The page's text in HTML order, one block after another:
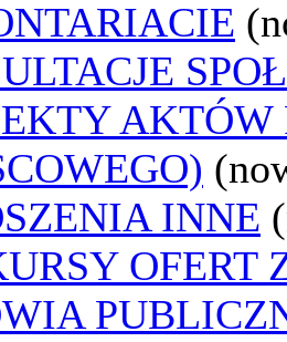
AKTÓW
INNE
OFERT